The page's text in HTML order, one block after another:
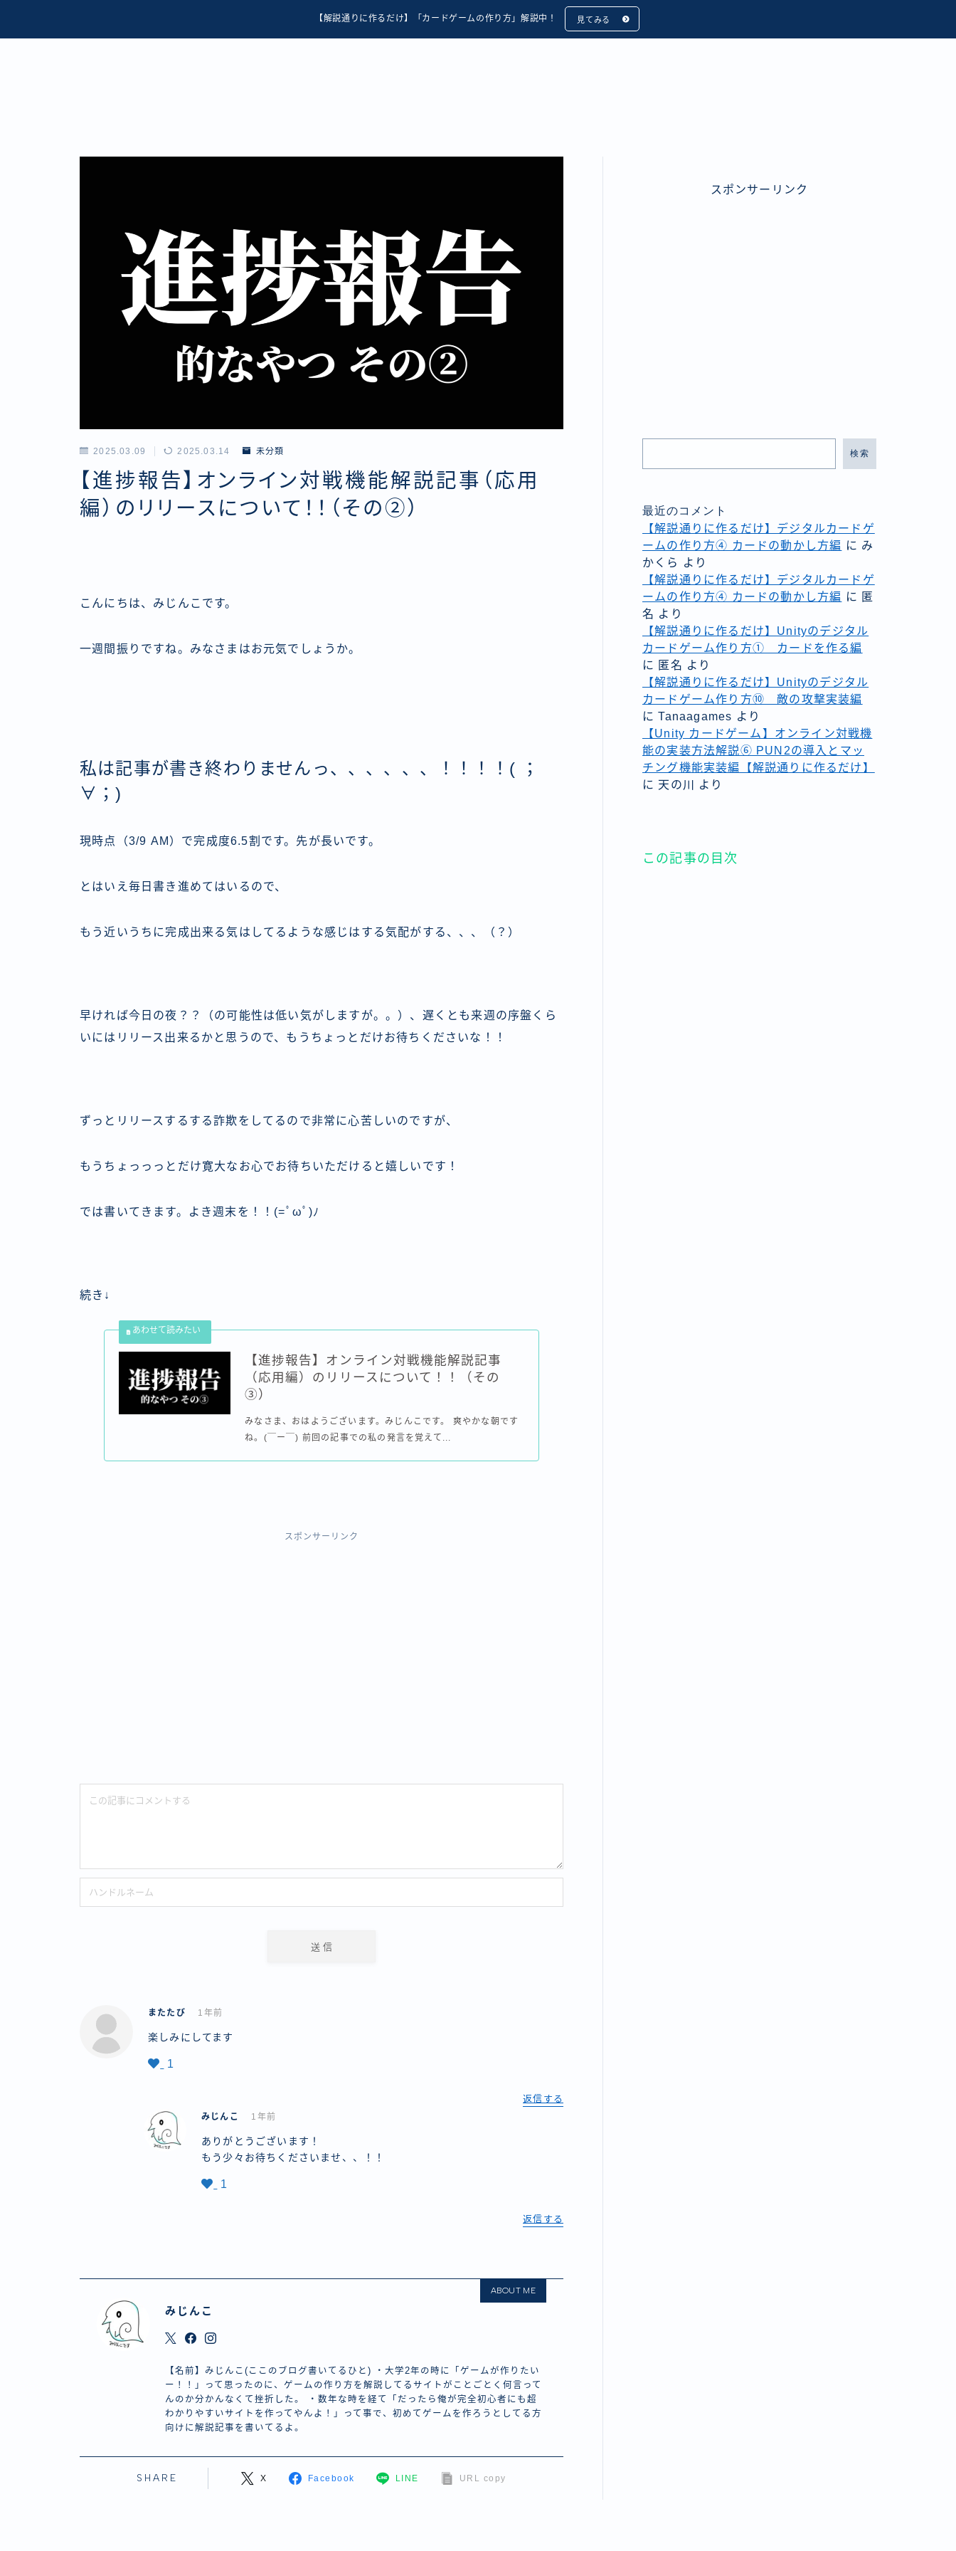
【解説通りに作るだけ】「カードゲームの作り方」解説中！ 見てみる
2025.03.09 2025.03.14 未分類
【進捗報告】オンライン対戦機能解説記事（応用
編）のリリースについて！！（その②）
こんにちは、みじんこです。
一週間振りですね。みなさまはお元気でしょうか。
私は記事が書き終わりませんっ、、、、、、！！！！( ；
∀；)
現時点（3/9 AM）で完成度6.5割です。先が長いです。
とはいえ毎日書き進めてはいるので、
もう近いうちに完成出来る気はしてるような感じはする気配がする、、、（？）
早ければ今日の夜？？（の可能性は低い気がしますが。。）、遅くとも来週の序盤くら
いにはリリース出来るかと思うので、もうちょっとだけお待ちくださいな！！
ずっとリリースするする詐欺をしてるので非常に心苦しいのですが、
もうちょっっっとだけ寛大なお心でお待ちいただけると嬉しいです！
では書いてきます。よき週末を！！(=ﾟωﾟ)ﾉ
続き↓
【進捗報告】オンライン対戦機能解説記事
（応用編）のリリースについて！！（その
③）
みなさま、おはようございます。みじんこです。 爽やかな朝です
ね。(￣ー￣) 前回の記事での私の発言を覚えて...
スポンサーリンク
またたび 1年前
楽しみにしてます
1
返信する
みじんこ 1年前
ありがとうございます！
もう少々お待ちくださいませ、、！！
1
返信する
ABOUT ME
みじんこ
【名前】みじんこ(ここのブログ書いてるひと) ・大学2年の時に「ゲームが作りたい
ー！！」って思ったのに、ゲームの作り方を解説してるサイトがことごとく何言って
んのか分かんなくて挫折した。 ・数年な時を経て「だったら俺が完全初心者にも超
わかりやすいサイトを作ってやんよ！」って事で、初めてゲームを作ろうとしてる方
向けに解説記事を書いてるよ。
SHARE X Facebook LINE URL copy
スポンサーリンク
検索
最近のコメント
【解説通りに作るだけ】デジタルカードゲ
ームの作り方④ カードの動かし方編 に み
かくら
より
【解説通りに作るだけ】デジタルカードゲ
ームの作り方④ カードの動かし方編 に 匿
名 より
【解説通りに作るだけ】Unityのデジタル
カードゲーム作り方① カードを作る編
に 匿名 より
【解説通りに作るだけ】Unityのデジタル
カードゲーム作り方⑩ 敵の攻撃実装編
にTanaagames より
【Unity カードゲーム】オンライン対戦機
能の実装方法解説⑥ PUN2の導入とマッ
チング機能実装編【解説通りに作るだけ】
に 天の川 より
この記事の目次